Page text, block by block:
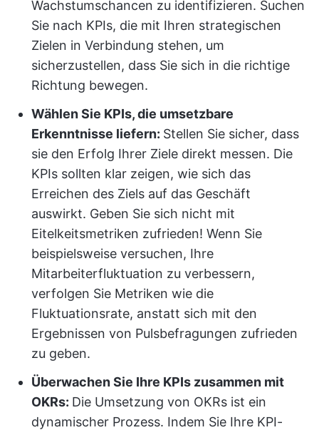
Wachstumschancen zu identifizieren. Suchen
Sie nach KPIs, die mit Ihren strategischen
Zielen in Verbindung stehen, um
sicherzustellen, dass Sie sich in die richtige
Richtung bewegen.
Wählen Sie KPIs, die umsetzbare
Erkenntnisse liefern: Stellen Sie sicher, dass
sie den Erfolg Ihrer Ziele direkt messen. Die
KPIs sollten klar zeigen, wie sich das
Erreichen des Ziels auf das Geschäft
auswirkt. Geben Sie sich nicht mit
Eitelkeitsmetriken zufrieden! Wenn Sie
beispielsweise versuchen, Ihre
Mitarbeiterfluktuation zu verbessern,
verfolgen Sie Metriken wie die
Fluktuationsrate, anstatt sich mit den
Ergebnissen von Pulsbefragungen zufrieden
zu geben.
Überwachen Sie Ihre KPIs zusammen mit
OKRs: Die Umsetzung von OKRs ist ein
dynamischer Prozess. Indem Sie Ihre KPI-